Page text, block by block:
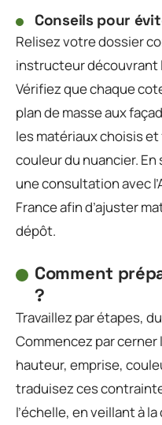
Conseils pour
Relisez votre dossier
instructeur découvrant
Vérifiez que chaque
plan de masse aux
les matériaux choisis
couleur du nuancier.
une consultation avec
France afin d’ajuster
dépôt.
Comment
?
Travaillez par étapes,
Commencez par
hauteur, emprise,
traduisez ces
l’échelle, en veillant à